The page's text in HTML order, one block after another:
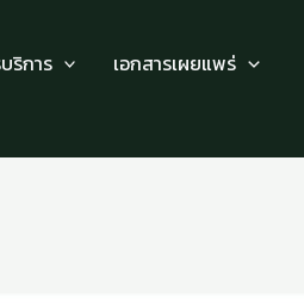
ริการ
เอกสารเผยแพร่